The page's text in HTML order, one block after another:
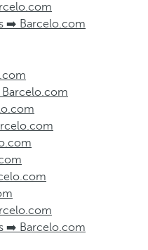
➡️ Barcelo.com
➡️ Barcelo.com